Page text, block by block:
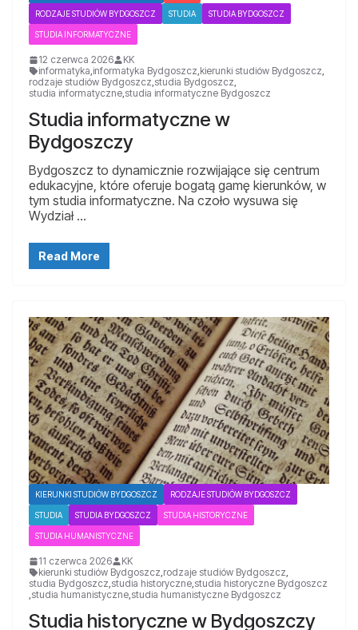
RODZAJE STUDIÓW BYDGOSZCZ STUDIA STUDIA BYDGOSZCZ
STUDIA INFORMATYCZNE
12 czerwca 2026
KK
informatyka informatyka Bydgoszcz kierunki studiów Bydgoszcz
rodzaje studiów Bydgoszcz studia Bydgoszcz
studia informatyczne studia informatyczne Bydgoszcz
Studia informatyczne w
Bydgoszczy
Bydgoszcz to dynamicznie rozwijające się centrum
edukacyjne, które oferuje bogatą gamę kierunków, w
tym studia informatyczne. Na czoło wysuwa się
Wydział …
Read More
KIERUNKI STUDIÓW BYDGOSZCZ RODZAJE STUDIÓW BYDGOSZCZ
STUDIA STUDIA BYDGOSZCZ STUDIA HISTORYCZNE
STUDIA HUMANISTYCZNE
11 czerwca 2026
KK
kierunki studiów Bydgoszcz rodzaje studiów Bydgoszcz
studia Bydgoszcz studia historyczne studia historyczne Bydgoszcz
studia humanistyczne studia humanistyczne Bydgoszcz
Studia historyczne w Bydgoszczy